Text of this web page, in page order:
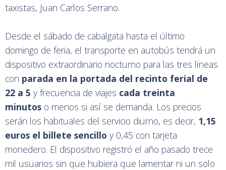
taxistas, Juan Carlos Serrano.
Desde el sábado de cabalgata hasta el último
domingo de feria, el transporte en autobús tendrá un
dispositivo extraordinario nocturno para las tres líneas
con parada en la portada del recinto ferial de
22 a 5 y frecuencia de viajes cada treinta
minutos o menos si así se demanda. Los precios
serán los habituales del servicio diurno, es decir, 1,15
euros el billete sencillo y 0,45 con tarjeta
monedero. El dispositivo registró el año pasado trece
mil usuarios sin que hubiera que lamentar ni un solo